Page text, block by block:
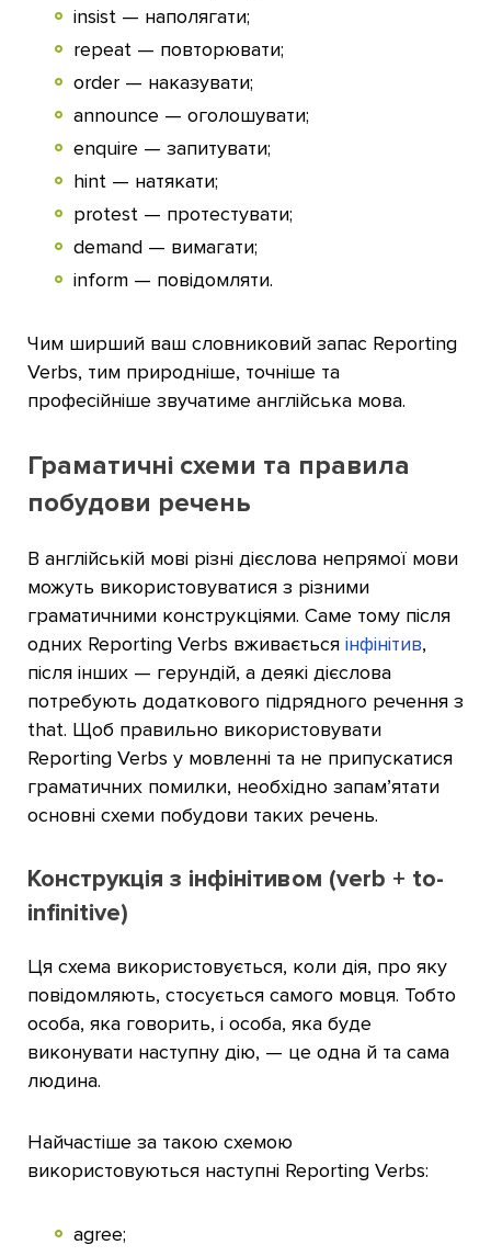
insist — наполягати;
repeat — повторювати;
order — наказувати;
announce — оголошувати;
enquire — запитувати;
hint — натякати;
protest — протестувати;
demand — вимагати;
inform — повідомляти.
Чим ширший ваш словниковий запас Reporting
Verbs, тим природніше, точніше та
професійніше звучатиме англійська мова.
Граматичні схеми та правила
побудови речень
В англійській мові різні дієслова непрямої мови
можуть використовуватися з різними
граматичними конструкціями. Саме тому після
одних Reporting Verbs вживається інфінітив,
після інших — герундій, а деякі дієслова
потребують додаткового підрядного речення з
that. Щоб правильно використовувати
Reporting Verbs у мовленні та не припускатися
граматичних помилки, необхідно запам’ятати
основні схеми побудови таких речень.
Конструкція з інфінітивом (verb + to-
infinitive)
Ця схема використовується, коли дія, про яку
повідомляють, стосується самого мовця. Тобто
особа, яка говорить, і особа, яка буде
виконувати наступну дію, — це одна й та сама
людина.
Найчастіше за такою схемою
використовуються наступні Reporting Verbs:
agree;